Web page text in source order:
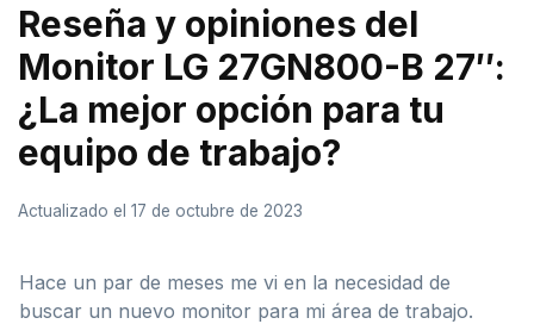
Reseña y opiniones del
Monitor LG 27GN800-B 27″:
¿La mejor opción para tu
equipo de trabajo?
Actualizado el 17 de octubre de 2023
Hace un par de meses me vi en la necesidad de
buscar un nuevo monitor para mi área de trabajo.